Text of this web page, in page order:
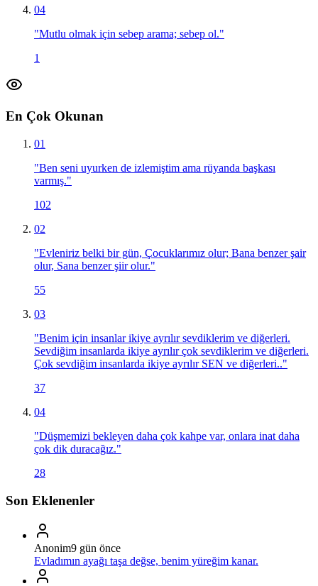
04
"Mutlu olmak için sebep arama; sebep ol."
1
En Çok Okunan
01
"Ben seni uyurken de izlemiştim ama rüyanda başkası
varmış."
102
02
"Evleniriz belki bir gün, Çocuklarımız olur; Bana benzer şair
olur, Sana benzer şiir olur."
55
03
"Benim için insanlar ikiye ayrılır sevdiklerim ve diğerleri.
Sevdiğim insanlarda ikiye ayrılır çok sevdiklerim ve diğerleri.
Çok sevdiğim insanlarda ikiye ayrılır SEN ve diğerleri.."
37
04
"Düşmemizi bekleyen daha çok kahpe var, onlara inat daha
çok dik duracağız."
28
Son Eklenenler
Anonim9 gün önce
Evladımın ayağı taşa değse, benim yüreğim kanar.